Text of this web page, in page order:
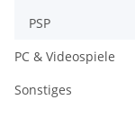
PSP
PC & Videospiele
Sonstiges